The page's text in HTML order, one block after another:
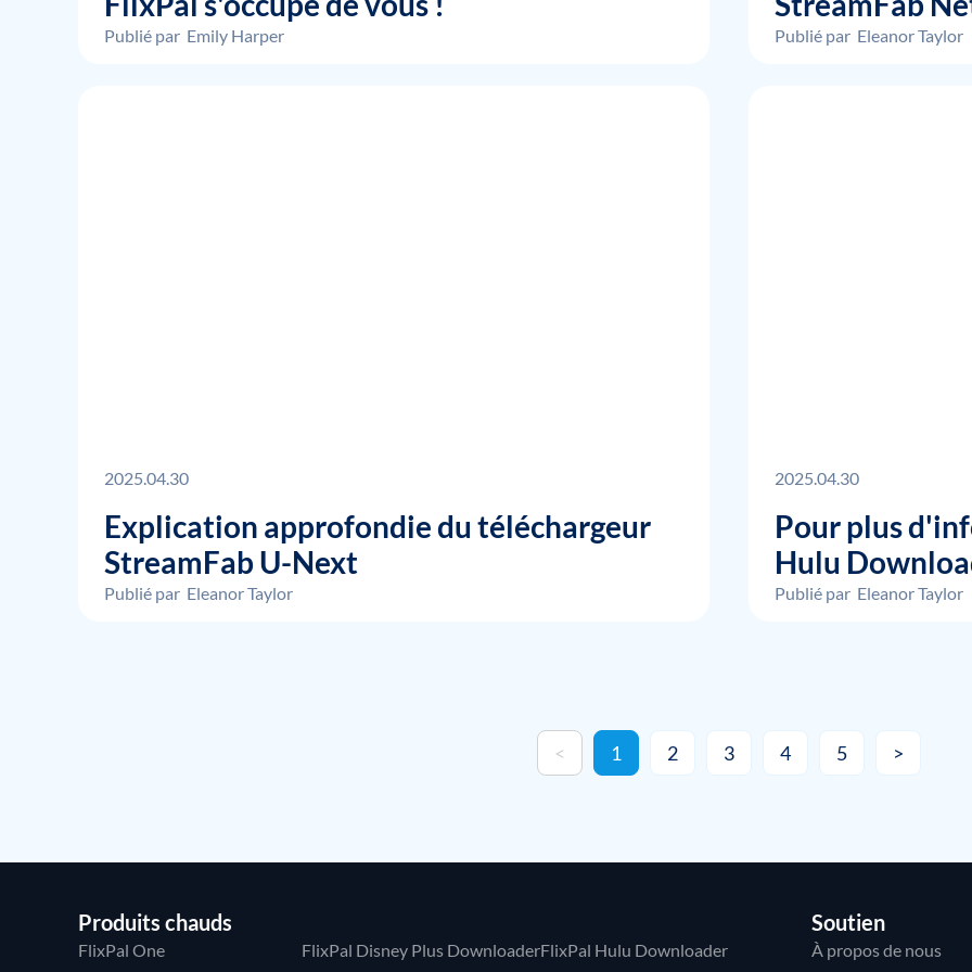
Publié par Emily Harper Publié par Eleanor Taylor
2025.04.30
Explication approfondie du téléchargeur
StreamFab U-Next
Publié par Eleanor Taylor
2025.04.30
Pour plus
Hulu
Publié par Eleanor Taylor
< 1 2 3 4 5 >
Produits chauds
FlixPal One FlixPal Disney Plus DownloaderFlixPal Hulu Downloader
Soutien
À propos de nous